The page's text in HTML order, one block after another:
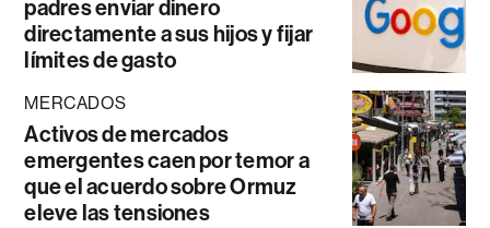
padres enviar dinero
directamente a sus hijos y fijar
límites de gasto
MERCADOS
Activos de mercados
emergentes caen por temor a
que el acuerdo sobre Ormuz
eleve las tensiones